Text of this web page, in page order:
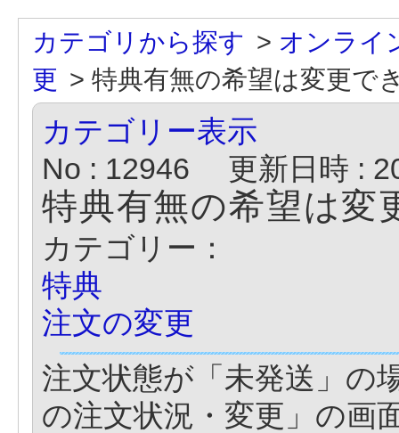
カテゴリから探す > オンライ
更 > 特典有無の希望は変更で
カテゴリー表示
No : 12946
更新日時 :
特典有無の希望は変
カテゴリー：
特典
注文の変更
注文状態が「未発送」の
の注文状況・変更」の画